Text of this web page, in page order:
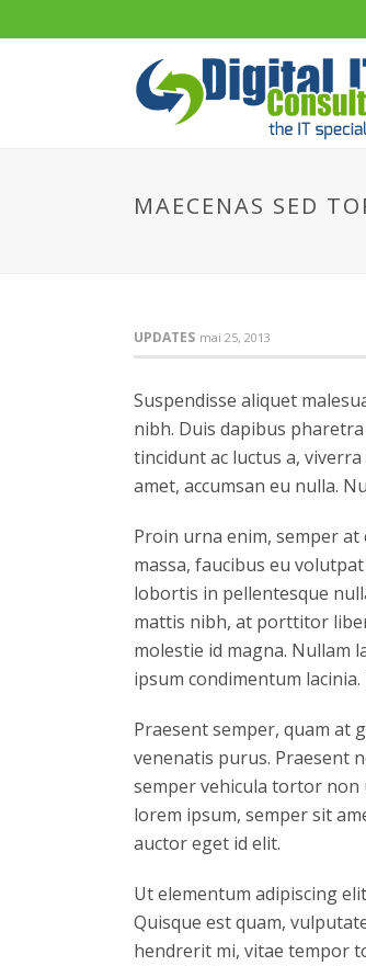
MAECENAS SED
UPDATES mai 25, 2013
Suspendisse aliquet
nibh. Duis dapibus
tincidunt ac luctus a,
amet, accumsan eu nulla.
Proin urna enim, semper
massa, faucibus eu
lobortis in pellentesque
mattis nibh, at porttitor
molestie id magna. Nullam
ipsum condimentum
Praesent semper, quam at
venenatis purus. Praesent
semper vehicula tortor non
lorem ipsum, semper sit
auctor eget id elit.
Ut elementum adipiscing
Quisque est quam,
hendrerit mi, vitae tempor